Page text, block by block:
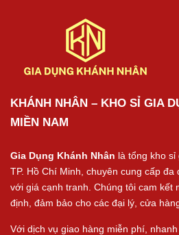
KHÁNH NHÂN – KHO SỈ GIA
MIỀN NAM
Gia Dụng Khánh Nhân là tổng kho
TP. Hồ Chí Minh, chuyên cung cấp
với giá cạnh tranh. Chúng tôi cam kết
định, đảm bảo cho các đại lý, cửa
Với dịch vụ giao hàng miễn phí,